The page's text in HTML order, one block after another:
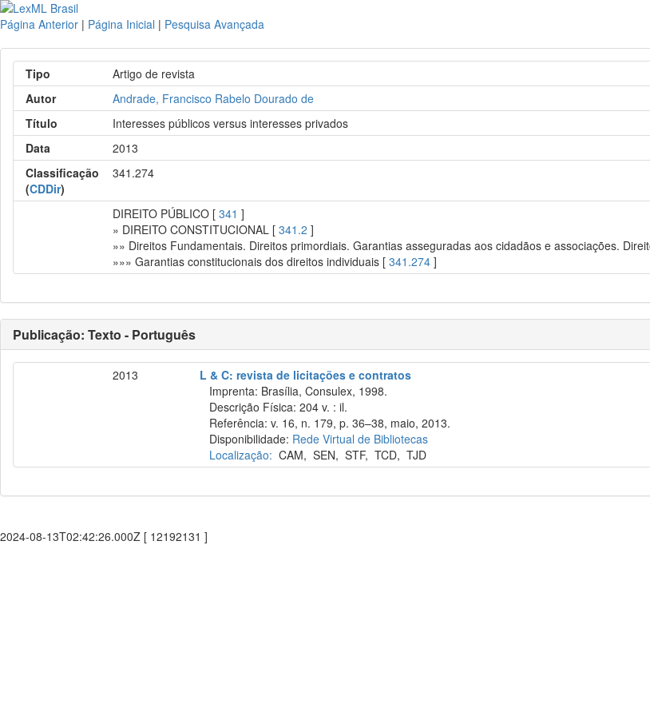
Página Anterior | Página Inicial | Pesquisa Avançada
Tipo
Artigo de revista
Autor
Andrade, Francisco Rabelo Dourado de
Título
Interesses públicos versus interesses privados
Data
2013
Classificação
(CDDir)
341.274
DIREITO PÚBLICO [341 ]
» DIREITO CONSTITUCIONAL [341.2 ]
»» Direitos Fundamentais. Direitos primordiais. Garantias asseguradas aos cidadãos e associações.
»»» Garantias constitucionais dos direitos individuais [341.274 ]
Publicação: Texto - Português
2013
L & C: revista de licitações e contratos
Imprenta: Brasília, Consulex, 1998.
Descrição Física: 204 v. : il.
Referência: v. 16, n. 179, p. 36–38, maio, 2013.
Disponibilidade: Rede Virtual de Bibliotecas
Localização: CAM,SEN,STF,TCD,TJD
2024-08-13T02:42:26.000Z [ 12192131 ]